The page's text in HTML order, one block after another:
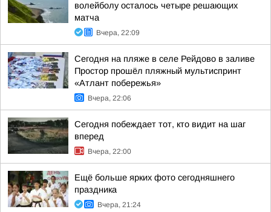
волейболу осталось четыре решающих
матча
Вчера, 22:09
Сегодня на пляже в селе Рейдово в заливе
Простор прошёл пляжный мультиспринт
«Атлант побережья»
Вчера, 22:06
Сегодня побеждает тот, кто видит на шаг
вперед
Вчера, 22:00
Ещё больше ярких фото сегодняшнего
праздника
Вчера, 21:24